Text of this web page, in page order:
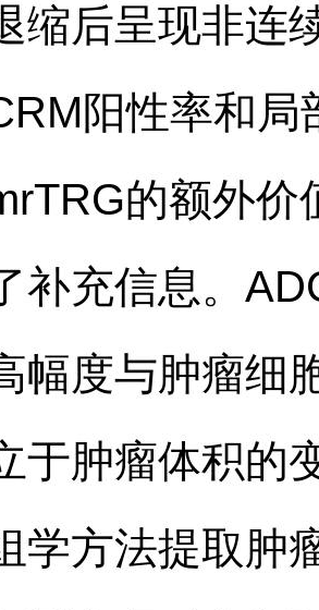
缩后呈现非
阳性率和
的额外
补充信息。
幅度与肿瘤细
于肿瘤体积的
学方法提取肿